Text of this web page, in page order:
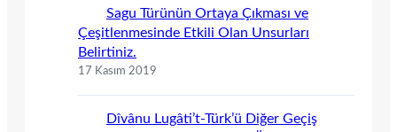
Sagu Türünün Ortaya Çıkması ve
Çeşitlenmesinde Etkili Olan Unsurları
Belirtiniz.
17 Kasım 2019
Dîvânu Lugâti’t-Türk’ü Diğer Geçiş